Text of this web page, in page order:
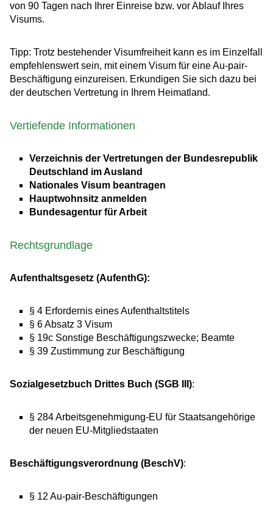
von 90 Tagen nach Ihrer Einreise bzw. vor Ablauf Ihres
Visums.
Tipp: Trotz bestehender Visumfreiheit kann es im Einzelfall
empfehlenswert sein, mit einem Visum für eine Au-pair-
Beschäftigung einzureisen. Erkundigen Sie sich dazu bei
der deutschen Vertretung in Ihrem Heimatland.
Vertiefende Informationen
Verzeichnis der Vertretungen der Bundesrepublik
Deutschland im Ausland
Nationales Visum beantragen
Hauptwohnsitz anmelden
Bundesagentur für Arbeit
Rechtsgrundlage
Aufenthaltsgesetz (AufenthG):
§ 4 Erfordernis eines Aufenthaltstitels
§ 6 Absatz 3 Visum
§ 19c Sonstige Beschäftigungszwecke; Beamte
§ 39 Zustimmung zur Beschäftigung
Sozialgesetzbuch Drittes Buch (SGB III):
§ 284 Arbeitsgenehmigung-EU für Staatsangehörige
der neuen EU-Mitgliedstaaten
Beschäftigungsverordnung (BeschV):
§ 12 Au-pair-Beschäftigungen